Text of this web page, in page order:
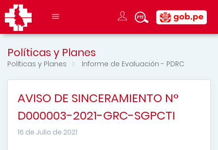
Políticas y Planes
Políticas y Planes Informe de Evaluación - PDRC
AVISO DE SINCERAMIENTO N°
D000003-2021-GRC-SGPCTI
16 de Julio de 2021